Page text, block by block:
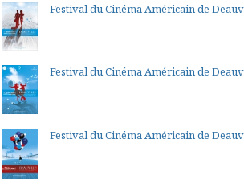
Festival du Cinéma Américain de
Festival du Cinéma Américain de
Festival du Cinéma Américain de